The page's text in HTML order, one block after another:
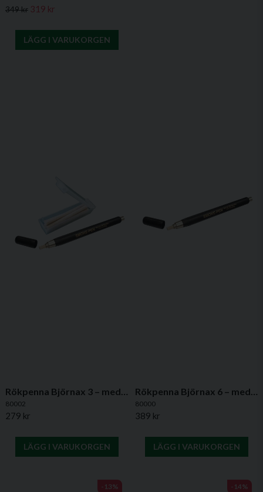
349 kr 319 kr
LÄGG I VARUKORGEN
80002
279 kr
LÄGG I VARUKORGEN
80000
389 kr
LÄGG I VARUKORGEN
-13% -14%
Fördelar